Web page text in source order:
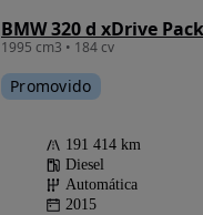
1995 cm3 • 184 cv
Promovido
191 414 km
Diesel
Automática
2015